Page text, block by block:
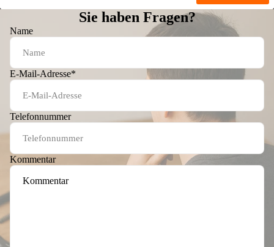
Sie haben Fragen?
Name
E-Mail-Adresse*
Telefonnummer
Kommentar